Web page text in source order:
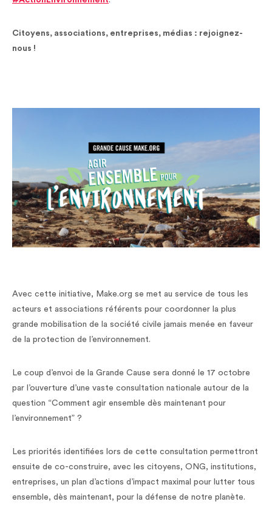
Citoyens, associations, entreprises, médias : rejoignez-
nous !
Avec cette initiative, Make.org se met au service de tous les
acteurs et associations référents pour coordonner la plus
grande mobilisation de la société civile jamais menée en faveur
de la protection de l’environnement.
Le coup d’envoi de la Grande Cause sera donné le 17 octobre
par l’ouverture d’une vaste consultation nationale autour de la
question “Comment agir ensemble dès maintenant pour
l’environnement” ?
Les priorités identifiées lors de cette consultation permettront
ensuite de co-construire, avec les citoyens, ONG, institutions,
entreprises, un plan d’actions d’impact maximal pour lutter tous
ensemble, dès maintenant, pour la défense de notre planète.